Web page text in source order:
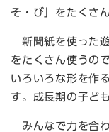
そ・び」をたくさ
新聞紙を使った
をたくさん使うの
いろいろな形を作
す。成長期の子ど
みんなで力を合